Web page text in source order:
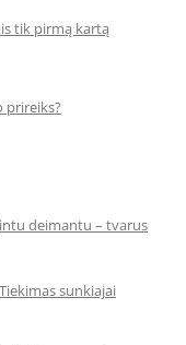
tik pirmą kartą
prireiks?
deimantu – tvarus
sunkiajai